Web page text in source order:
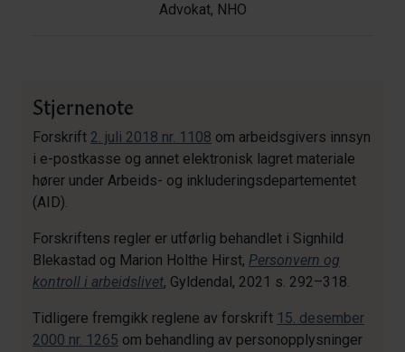
Advokat, NHO
Stjernenote
Forskrift 2. juli 2018 nr. 1108 om arbeidsgivers innsyn
i e-postkasse og annet elektronisk lagret materiale
hører under Arbeids- og inkluderingsdepartementet
(AID).
Forskriftens regler er utførlig behandlet i Signhild
Blekastad og Marion Holthe Hirst, Personvern og
kontroll i arbeidslivet, Gyldendal, 2021 s. 292–318.
Tidligere fremgikk reglene av forskrift 15. desember
2000 nr. 1265 om behandling av personopplysninger